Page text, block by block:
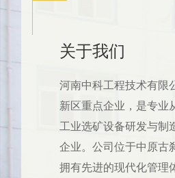
关于我们
河南中科工程技术有限
新区重点企业，是专业
工业选矿设备研发与制
企业。公司位于中原古
拥有先进的现代化管理